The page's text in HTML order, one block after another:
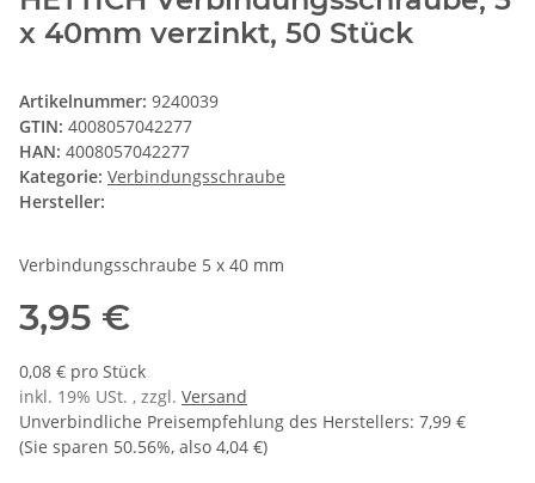
x 40mm verzinkt, 50 Stück
Artikelnummer: 9240039
GTIN: 4008057042277
HAN: 4008057042277
Kategorie: Verbindungsschraube
Hersteller:
Verbindungsschraube 5 x 40 mm
3,95 €
0,08 € pro Stück
inkl. 19% USt. , zzgl. Versand
Unverbindliche Preisempfehlung des Herstellers: 7,99 €
(Sie sparen 50.56%, also 4,04 €)